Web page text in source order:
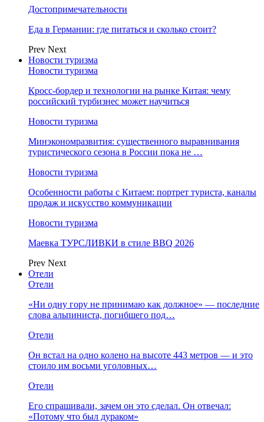
Достопримечательности
Еда в Германии: где питаться и сколько стоит?
Prev Next
Новости туризма
Новости туризма
Кросс-бордер и технологии на рынке Китая: чему
российский турбизнес может научиться
Новости туризма
Минэкономразвития: существенного выравнивания
туристического сезона в России пока не …
Новости туризма
Особенности работы с Китаем: портрет туриста, каналы
продаж и искусство коммуникации
Новости туризма
Маевка ТУРСЛИВКИ в стиле BBQ 2026
Prev Next
Отели
Отели
«Ни одну гору не принимаю как должное» — последние
слова альпиниста, погибшего под…
Отели
Он встал на одно колено на высоте 443 метров — и это
стоило им восьми уголовных…
Отели
Его спрашивали, зачем он это сделал. Он отвечал:
«Потому что был дураком»